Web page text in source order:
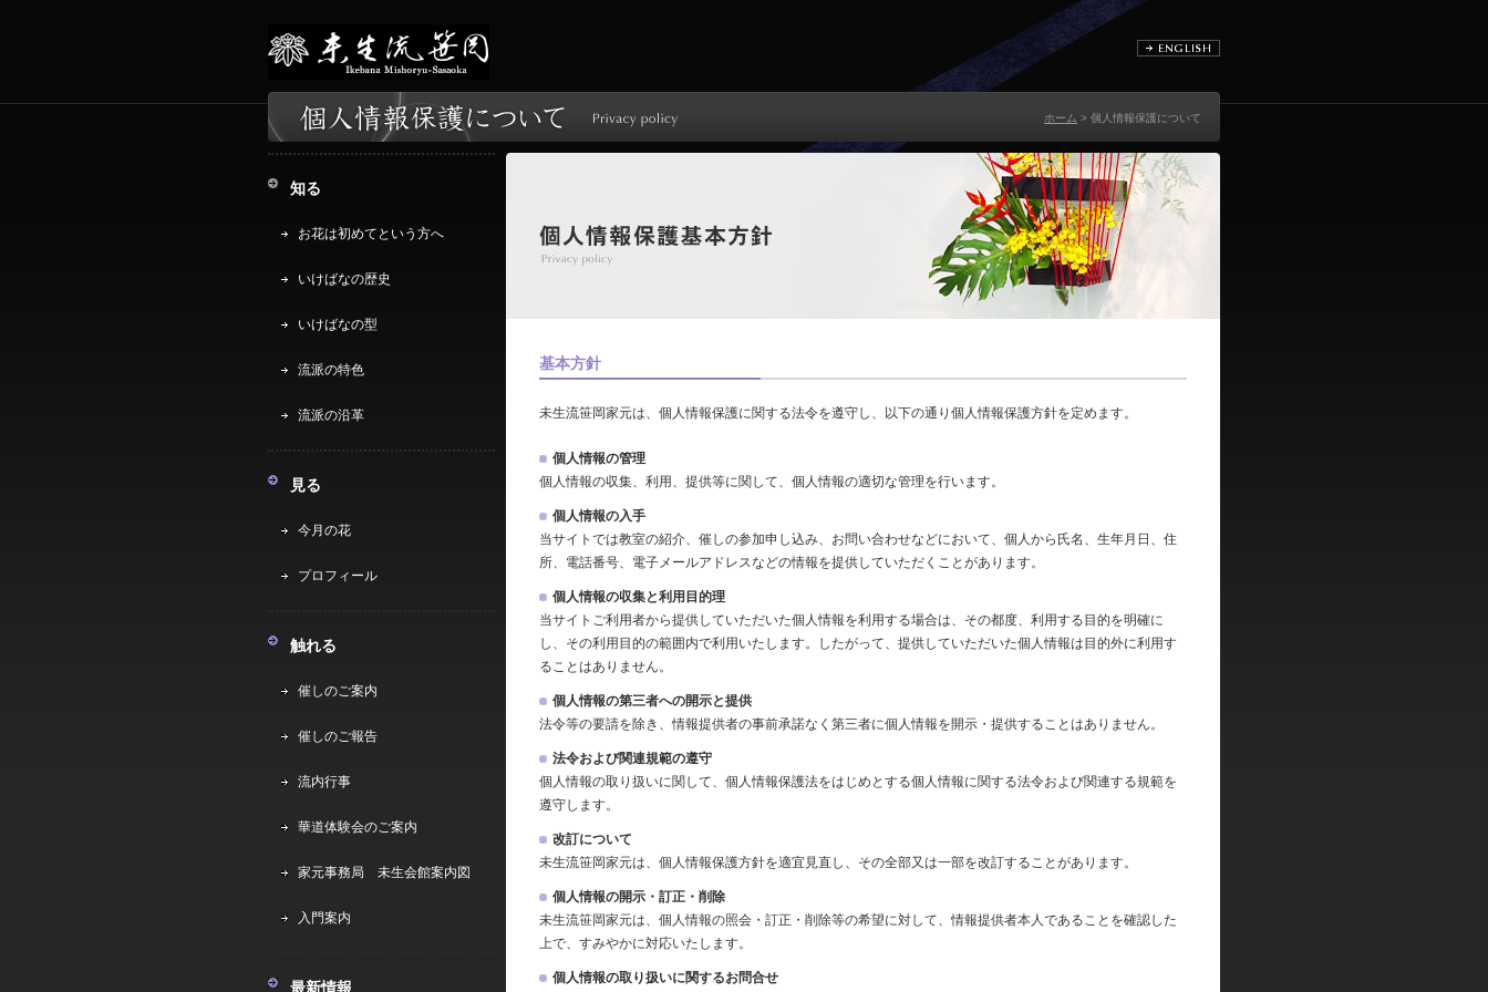
ホーム > 個人情報保護について
知る
お花は初めてという方へ
いけばなの歴史
いけばなの型
流派の特色
流派の沿革
見る
今月の花
プロフィール
触れる
催しのご案内
催しのご報告
流内行事
華道体験会のご案内
家元事務局 未生会館案内図
入門案内
最新情報
基本方針
未生流笹岡家元は、個人情報保護に関する法令を遵守し、以下の通り個人情報保護方針を定めます。
個人情報の管理
個人情報の収集、利用、提供等に関して、個人情報の適切な管理を行います。
個人情報の入手
当サイトでは教室の紹介、催しの参加申し込み、お問い合わせなどにおいて、個人から氏名、生年月日、住
所、電話番号、電子メールアドレスなどの情報を提供していただくことがあります。
個人情報の収集と利用目的理
当サイトご利用者から提供していただいた個人情報を利用する場合は、その都度、利用する目的を明確に
し、その利用目的の範囲内で利用いたします。したがって、提供していただいた個人情報は目的外に利用す
ることはありません。
個人情報の第三者への開示と提供
法令等の要請を除き、情報提供者の事前承諾なく第三者に個人情報を開示・提供することはありません。
法令および関連規範の遵守
個人情報の取り扱いに関して、個人情報保護法をはじめとする個人情報に関する法令および関連する規範を
遵守します。
改訂について
未生流笹岡家元は、個人情報保護方針を適宜見直し、その全部又は一部を改訂することがあります。
個人情報の開示・訂正・削除
未生流笹岡家元は、個人情報の照会・訂正・削除等の希望に対して、情報提供者本人であることを確認した
上で、すみやかに対応いたします。
個人情報の取り扱いに関するお問合せ